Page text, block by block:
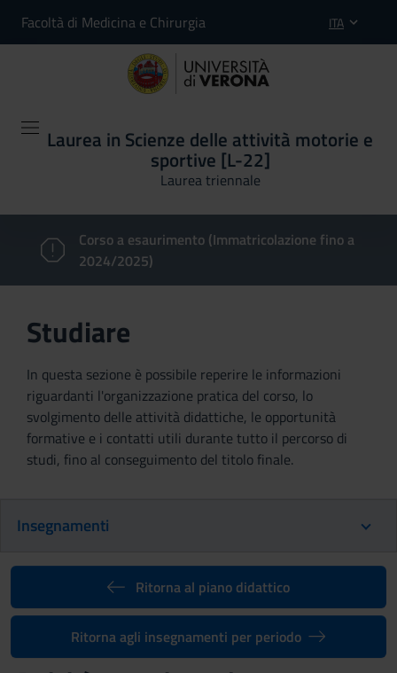
Facoltà di Medicina e Chirurgia ITA
Laurea in Scienze delle attività motorie e
sportive [L-22]
Laurea triennale
Corso a esaurimento (Immatricolazione fino a
2024/2025)
Studiare
In questa sezione è possibile reperire le informazioni
riguardanti l'organizzazione pratica del corso, lo
svolgimento delle attività didattiche, le opportunità
formative e i contatti utili durante tutto il percorso di
studi, fino al conseguimento del titolo finale.
Insegnamenti
Ritorna al piano didattico
Ritorna agli insegnamenti per periodo